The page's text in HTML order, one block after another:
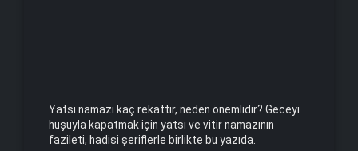
Yatsı namazı kaç rekattır, neden önemlidir? Geceyi
huşuyla kapatmak için yatsı ve vitir namazının
fazileti, hadisi şeriflerle birlikte bu yazıda.